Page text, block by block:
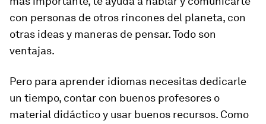
con personas de otros rincones del planeta, con
otras ideas y maneras de pensar. Todo son
ventajas.
Pero para aprender idiomas necesitas dedicarle
un tiempo, contar con buenos profesores o
material didáctico y usar buenos recursos. Como